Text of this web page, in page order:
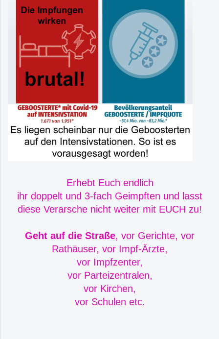
Erhebt Euch endlich
ihr doppelt und 3-fach Geimpften und lasst
diese Verarsche nicht weiter mit EUCH zu!
Geht auf die Straße, vor Gerichte, vor
Rathäuser, vor Impf-Ärzte,
vor Impfzenter,
vor Parteizentralen,
vor Kirchen,
vor Schulen etc.